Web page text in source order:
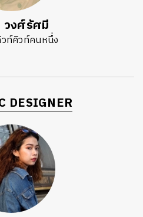
วงศ์รัศมี
ท์คิวท์คนหนึ่ง
DESIGNER